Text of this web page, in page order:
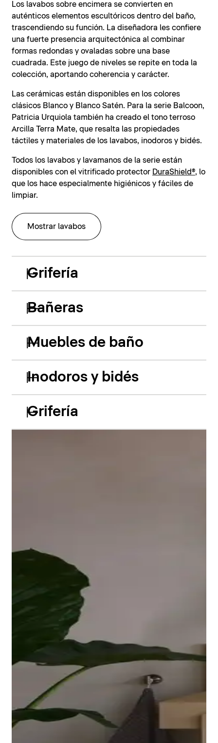
Los lavabos sobre encimera se convierten en
auténticos elementos escultóricos dentro del baño,
trascendiendo su función. La diseñadora les confiere
una fuerte presencia arquitectónica al combinar
formas redondas y ovaladas sobre una base
cuadrada. Este juego de niveles se repite en toda la
colección, aportando coherencia y carácter.
Las cerámicas están disponibles en los colores
clásicos Blanco y Blanco Satén. Para la serie Balcoon,
Patricia Urquiola también ha creado el tono terroso
Arcilla Terra Mate, que resalta las propiedades
táctiles y materiales de los lavabos, inodoros y bidés.
Todos los lavabos y lavamanos de la serie están
disponibles con el vitrificado protector DuraShield®, lo
que los hace especialmente higiénicos y fáciles de
limpiar.
Mostrar lavabos
Grifería
Los grifos adecuados para lavabo, bidé, ducha y
bañera completan la gama de la serie Balcoon. Su
manilla elíptica se integra en el cuerpo del grifo con
un suave arco y resulta muy agradable al tacto.
Bañeras
esquinas y es fácil de limpiar. El interior ergonómico,
disponible en Blanco o Blanco mate, invita a relajarse
Mostrar bañeras
Muebles de baño
Inodoros y bidés
Grifería